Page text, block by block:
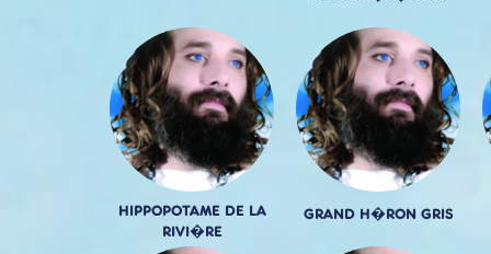
HIPPOPOTAME DE LA
RIVI�RE
GRAND H�RON GRIS